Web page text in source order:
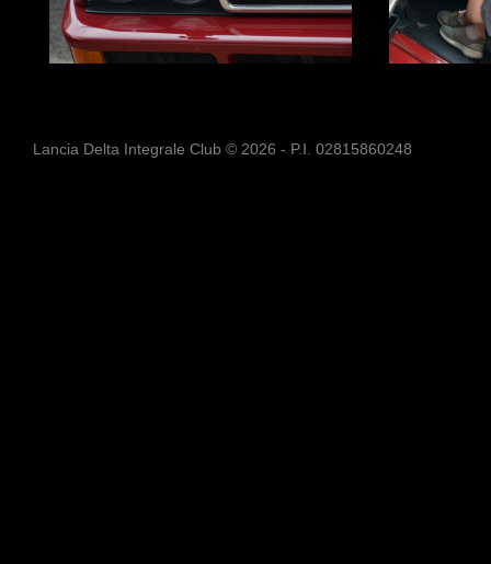
Lancia Delta Integrale Club © 2026 - P.I. 02815860248